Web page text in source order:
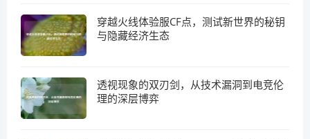
穿越火线体验服CF点，测试新世界的秘钥
与隐藏经济生态
透视现象的双刃剑，从技术漏洞到电竞伦
理的深层博弈